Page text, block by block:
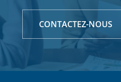
CONTACTEZ-NOUS